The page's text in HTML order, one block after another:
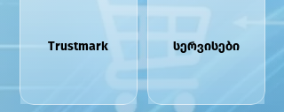
Trustmark სერვისები